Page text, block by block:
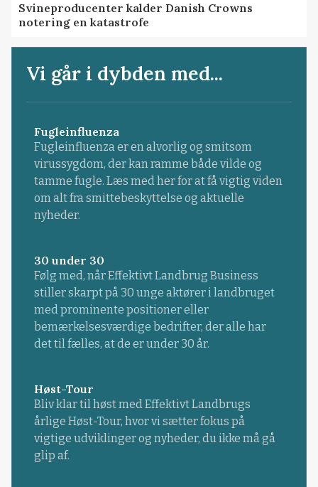
Svineproducenter kalder Danish Crowns
notering en katastrofe
Vi går i dybden med...
Fugleinfluenza
Fugleinfluenza er en alvorlig og smitsom
virussygdom, der kan ramme både vilde og
tamme fugle. Læs med her for at få vigtig viden
om alt fra smittebeskyttelse og aktuelle
nyheder.
30 under 30
Følg med, når Effektivt Landbrug Business
stiller skarpt på 30 unge aktører i landbruget
med prominente positioner eller
bemærkelsesværdige bedrifter, der alle har
det til fælles, at de er under 30 år.
Høst-Tour
Bliv klar til høst med Effektivt Landbrugs
årlige Høst-Tour, hvor vi sætter fokus på
vigtige udviklinger og nyheder, du ikke må gå
glip af.